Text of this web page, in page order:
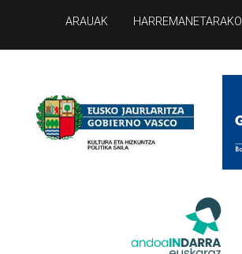
ARAUAK HARREMANETARAKO